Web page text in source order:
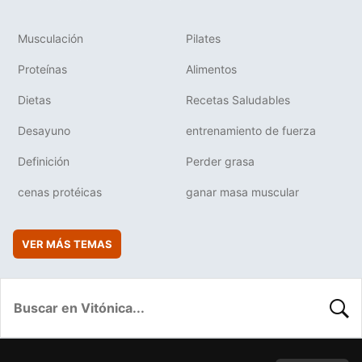
Musculación Pilates
Proteínas Alimentos
Dietas Recetas Saludables
Desayuno entrenamiento de fuerza
Definición Perder grasa
cenas protéicas ganar masa muscular
VER MÁS TEMAS